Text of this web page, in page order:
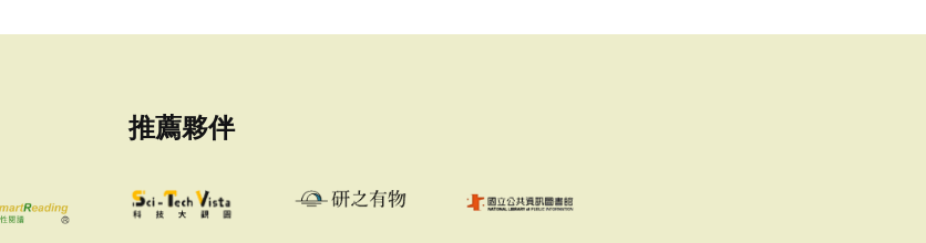
推薦夥伴